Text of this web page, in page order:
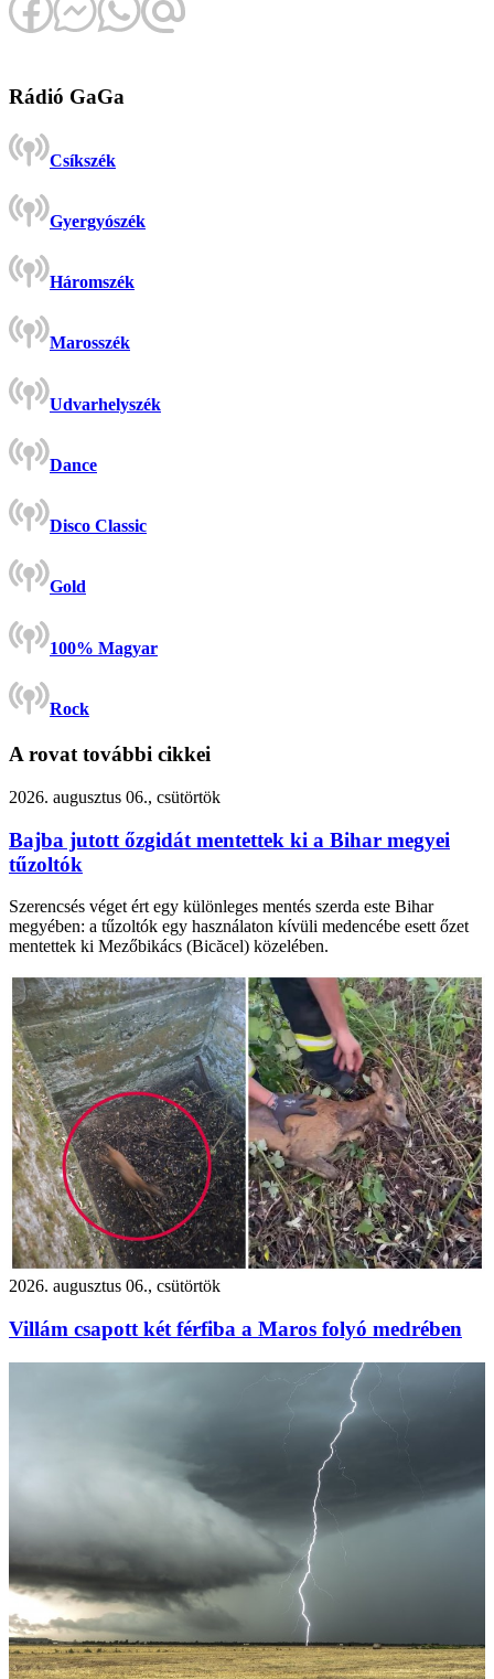
Rádió GaGa
Csíkszék
Gyergyószék
Háromszék
Marosszék
Udvarhelyszék
Dance
Disco Classic
Gold
100% Magyar
Rock
A rovat további cikkei
2026. augusztus 06., csütörtök
Bajba jutott őzgidát mentettek ki a Bihar megyei
tűzoltók
Szerencsés véget ért egy különleges mentés szerda este Bihar
megyében: a tűzoltók egy használaton kívüli medencébe esett őzet
mentettek ki Mezőbikács (Bicăcel) közelében.
2026. augusztus 06., csütörtök
Villám csapott két férfiba a Maros folyó medrében